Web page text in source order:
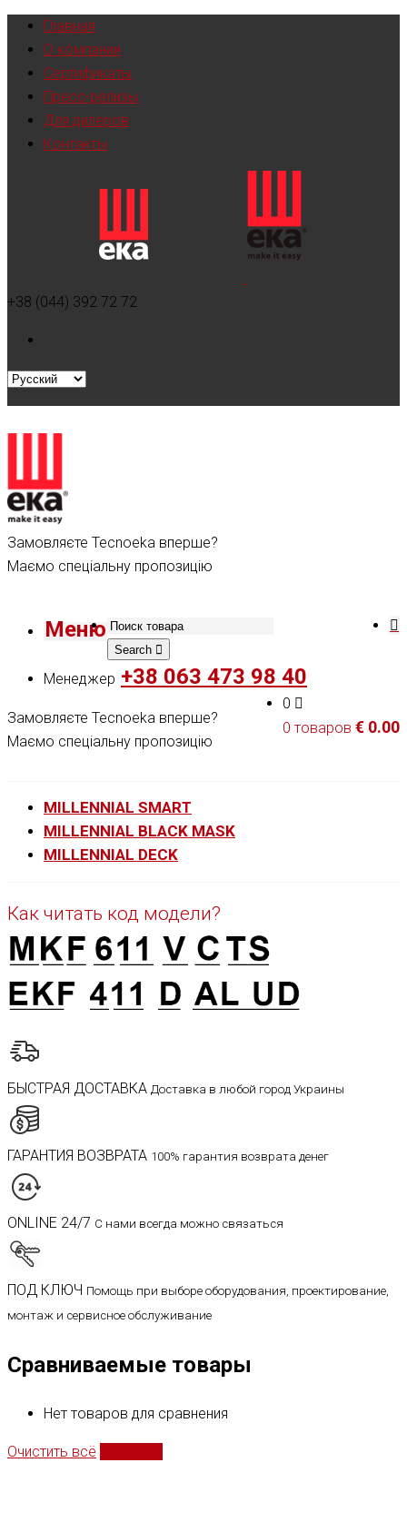
Главная
О компании
Сертификаты
Пресс-релизы
Для дилеров
Контакты
+38 (044) 392 72 72
Замовляєте Tecnoeka вперше?
Маємо спеціальну пропозицію
Меню
Search
Менеджер +38 063 473 98 40
0
0 товаров € 0.00
Замовляєте Tecnoeka вперше?
Маємо спеціальну пропозицію
MILLENNIAL SMART
MILLENNIAL BLACK MASK
MILLENNIAL DECK
Как читать код модели?
БЫСТРАЯ ДОСТАВКА Доставка в любой город Украины
ГАРАНТИЯ ВОЗВРАТА 100% гарантия возврата денег
ONLINE 24/7 С нами всегда можно связаться
ПОД КЛЮЧ Помощь при выборе оборудования, проектирование,
монтаж и сервисное обслуживание
Сравниваемые товары
Нет товаров для сравнения
Очистить всё